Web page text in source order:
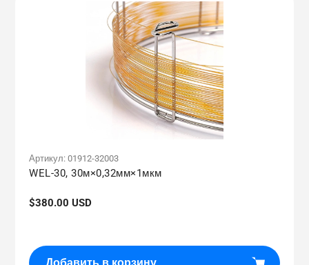
Артикул: 01912-32003
WEL-30, 30м×0,32мм×1мкм
Обычная
$380.00 USD
Добавить в корзину